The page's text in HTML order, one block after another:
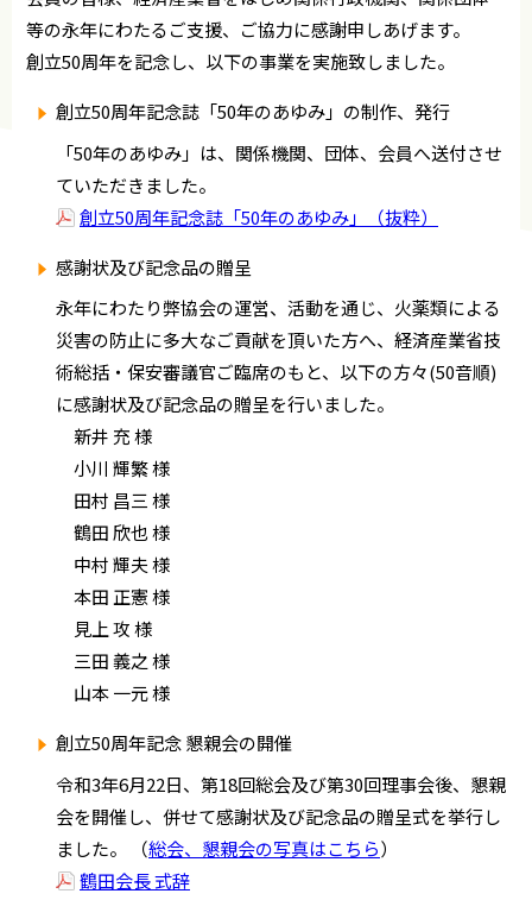
等の永年にわたるご支援、ご協力に感謝申しあげます。
創立50周年を記念し、以下の事業を実施致しました。
創立50周年記念誌「50年のあゆみ」の制作、発行
「50年のあゆみ」は、関係機関、団体、会員へ送付させ
ていただきました。
創立50周年記念誌「50年のあゆみ」（抜粋）
感謝状及び記念品の贈呈
永年にわたり弊協会の運営、活動を通じ、火薬類による
災害の防止に多大なご貢献を頂いた方へ、経済産業省技
術総括・保安審議官ご臨席のもと、以下の方々(50音順)
に感謝状及び記念品の贈呈を行いました。
新井 充 様
小川 輝繁 様
田村 昌三 様
鶴田 欣也 様
中村 輝夫 様
本田 正憲 様
見上 攻 様
三田 義之 様
山本 一元 様
創立50周年記念 懇親会の開催
令和3年6月22日、第18回総会及び第30回理事会後、懇親
会を開催し、併せて感謝状及び記念品の贈呈式を挙行し
ました。 （総会、懇親会の写真はこちら）
鶴田会長 式辞